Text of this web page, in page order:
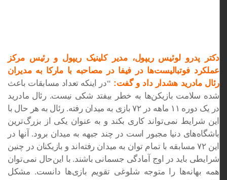
دکتر پدرو لوئیس ریپول، مدیر کلینیک ریپول و رئیس مرکز
عملکرد ‏فوتبالیست‌ها در فیفا در مصاحبه با مارکا به مدیران
رئال مادرید هشدار ‏داد و گفت:“در اینکه تعداد مسابقات باعث
شده سلامت بازیکن‌ها به ‏خطر بیفتد شکی نیست. رئال مادرید
در یک دوره ۱۱ ماهه در ۷۲ بازی ‏به میدان رفته. رئال به هر حال با
این شرایط نمی‌تواند کاری بکند و ‏به عنوان یکی از بزرگ‌ترین
باشگاه‌های دنیا مجبور است در چند جبهه ‏به میدان برود. آنها در
این ۷۲ مسابقه با تمام توان به میدان رفته‌اند ‏و بازیکنان در چنین
شرایطی باید در اوج آمادگی جسمانی باشند. با ‏این‌حال نمی‌توان
همه بهانه‌ها را متوجه شلوغی تقویم بازی‌ها ‏دانست. مشکل